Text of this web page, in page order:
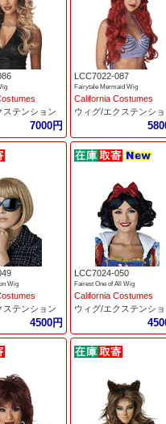
ステンション
7000円
LCC7022-087
Fairytale Mermaid Wig
California Costumes
ウィグ/エクステンショ
Wig
ステンション
4500円
LCC7024-050
Fairest One of All Wig
California Costumes
ウィグ/エクステンショ